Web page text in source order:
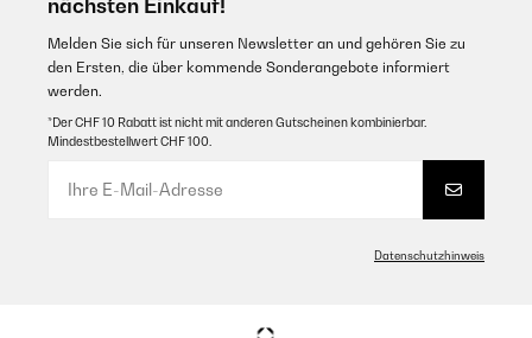
nächsten Einkauf!
Melden Sie sich für unseren Newsletter an und gehören Sie zu
den Ersten, die über kommende Sonderangebote informiert
werden.
*Der CHF 10 Rabatt ist nicht mit anderen Gutscheinen kombinierbar.
Mindestbestellwert CHF 100.
Datenschutzhinweis